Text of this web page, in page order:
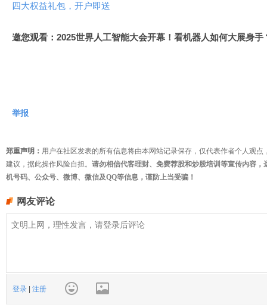
四大权益礼包，开户即送
邀您观看：2025世界人工智能大会开幕！看机器人如何大展身手
举报
郑重声明： 用户在社区发表的所有信息将由本网站记录保存，仅代表作者个人观
建议，据此操作风险自担。 请勿相信代客理财、免费荐股和炒股培训等宣传内容
机号码、公众号、微博、微信及QQ等信息，谨防上当受骗！
网友评论
登录 注册